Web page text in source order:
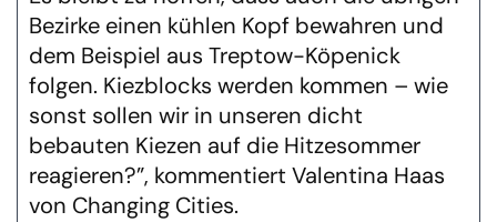
Bezirke einen kühlen Kopf bewahren und
dem Beispiel aus Treptow-Köpenick
folgen. Kiezblocks werden kommen – wie
sonst sollen wir in unseren dicht
bebauten Kiezen auf die Hitzesommer
reagieren?”, kommentiert Valentina Haas
von Changing Cities.